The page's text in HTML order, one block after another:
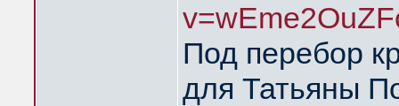
Под перебор
для Татьяны